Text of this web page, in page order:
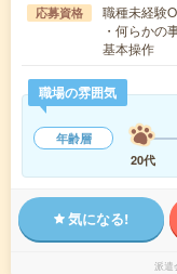
応募資格
職種未経験
・何らかの
基本操作
職場の雰囲気
年齢層
20代
気になる!
派遣